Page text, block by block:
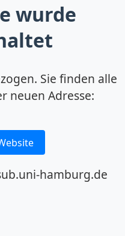
wurde
Sie finden alle
neuen Adresse:
hamburg.de